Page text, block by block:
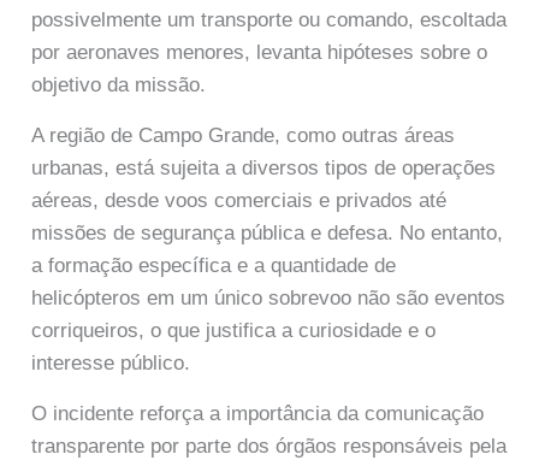
possivelmente um transporte ou comando, escoltada
por aeronaves menores, levanta hipóteses sobre o
objetivo da missão.
A região de Campo Grande, como outras áreas
urbanas, está sujeita a diversos tipos de operações
aéreas, desde voos comerciais e privados até
missões de segurança pública e defesa. No entanto,
a formação específica e a quantidade de
helicópteros em um único sobrevoo não são eventos
corriqueiros, o que justifica a curiosidade e o
interesse público.
O incidente reforça a importância da comunicação
transparente por parte dos órgãos responsáveis pela